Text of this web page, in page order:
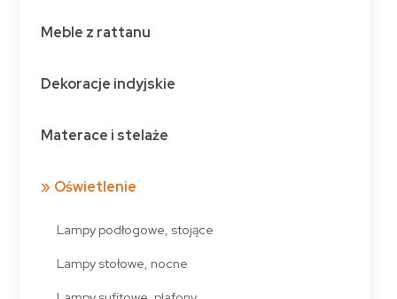
Meble z rattanu
Dekoracje indyjskie
Materace i stelaże
Oświetlenie
Lampy podłogowe, stojące
Lampy stołowe, nocne